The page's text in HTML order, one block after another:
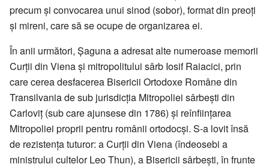
precum și convocarea unui sinod (sobor), format din preoți
și mireni, care să se ocupe de organizarea ei.
În anii următori, Șaguna a adresat alte numeroase memorii
Curții din Viena și mitropolitului sârb Iosif Raiacici, prin
care cerea desfacerea Bisericii Ortodoxe Române din
Transilvania de sub jurisdicția Mitropoliei sârbești din
Carloviț (sub care ajunsese din 1786) și reînființarea
Mitropoliei proprii pentru românii ortodocși. S-a lovit însă
de rezistența tuturor: a Curții din Viena (îndeosebi a
ministrului cultelor Leo Thun), a Bisericii sârbești, în frunte